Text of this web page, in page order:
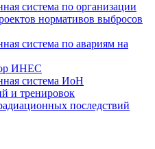
система по организации
нормативов выбросов
система по авариям на
ИНЕС
система ИоН
и тренировок
последствий